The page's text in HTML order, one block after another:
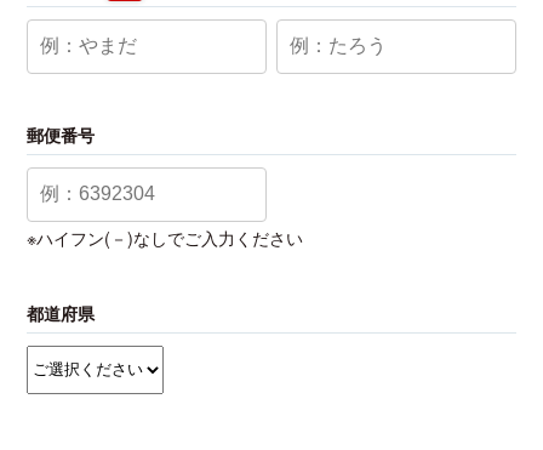
郵便番号
※ハイフン(－)なしでご入力ください
都道府県